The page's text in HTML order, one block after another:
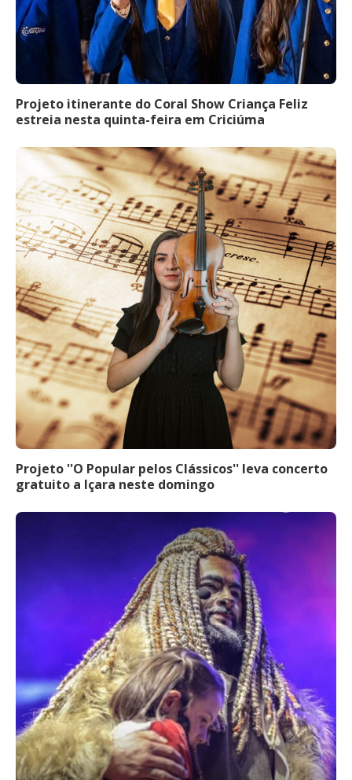
Projeto itinerante do Coral Show Criança Feliz
estreia nesta quinta-feira em Criciúma
Projeto ''O Popular pelos Clássicos'' leva concerto
gratuito a Içara neste domingo